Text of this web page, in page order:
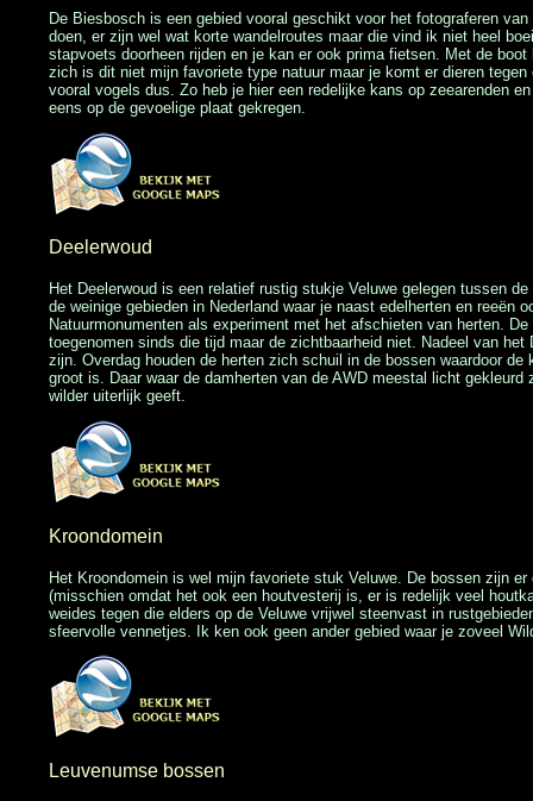
De Biesbosch is een gebied vooral geschikt voor het fotograferen
doen, er zijn wel wat korte wandelroutes maar die vind ik niet heel
stapvoets doorheen rijden en je kan er ook prima fietsen. Met de
zich is dit niet mijn favoriete type natuur maar je komt er dieren
vooral vogels dus. Zo heb je hier een redelijke kans op zeearenden
eens op de gevoelige plaat gekregen.
Deelerwoud
Het Deelerwoud is een relatief rustig stukje Veluwe gelegen tussen
de weinige gebieden in Nederland waar je naast edelherten en reeën
Natuurmonumenten als experiment met het afschieten van herten.
toegenomen sinds die tijd maar de zichtbaarheid niet. Nadeel van
zijn. Overdag houden de herten zich schuil in de bossen waardoor
groot is. Daar waar de damherten van de AWD meestal licht
wilder uiterlijk geeft.
Kroondomein
Het Kroondomein is wel mijn favoriete stuk Veluwe. De bossen zijn er
(misschien omdat het ook een houtvesterij is, er is redelijk veel
weides tegen die elders op de Veluwe vrijwel steenvast in
sfeervolle vennetjes. Ik ken ook geen ander gebied waar je zoveel
Leuvenumse bossen